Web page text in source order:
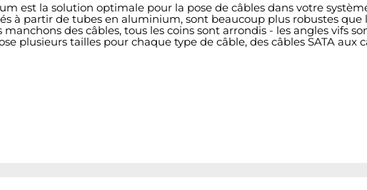
est la solution optimale pour la pose de câbles dans votre
à partir de tubes en aluminium, sont beaucoup plus robustes que
des câbles, tous les coins sont arrondis - les angles vifs
plusieurs tailles pour chaque type de câble, des câbles SATA aux